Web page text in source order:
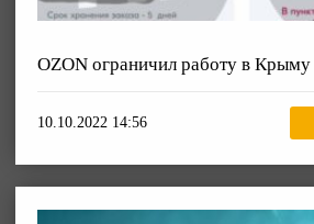
OZON ограничил работу в Крыму
10.10.2022 14:56